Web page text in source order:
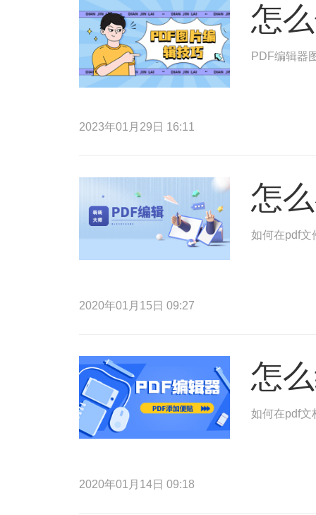
怎
PDF编辑器
2023年01月29日 16:11
怎
如何在pdf文
2020年01月15日 09:27
怎
如何在pdf文
2020年01月14日 09:18